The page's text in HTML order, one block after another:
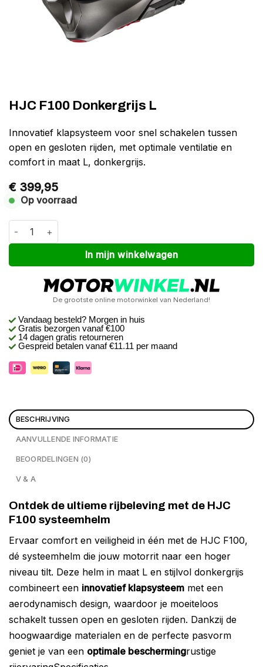
HJC F100 Donkergrijs L
Innovatief klapsysteem voor snel schakelen tussen
open en gesloten rijden, met optimale ventilatie en
comfort in maat L, donkergrijs.
€ 399,95
Op voorraad
HJC F100 Donkergrijs L aantal
In mijn winkelwagen
Alternative:
De grootste online motorwinkel van Nederland!
Vandaag besteld? Morgen in huis
Gratis bezorgen vanaf €100
14 dagen gratis retourneren
Gespreid betalen vanaf €11.11 per maand
BESCHRIJVING
AANVULLENDE INFORMATIE
BEOORDELINGEN (0)
V & A
Ontdek de ultieme rijbeleving met de HJC
F100 systeemhelm
Ervaar comfort en veiligheid in één met de HJC F100,
dé systeemhelm die jouw motorrit naar een hoger
niveau tilt. Deze helm in maat L en stijlvol donkergrijs
combineert een innovatief klapsysteem met een
aerodynamisch design, waardoor je moeiteloos
schakelt tussen open en gesloten rijden. Dankzij de
hoogwaardige materialen en de perfecte pasvorm
geniet je van een optimale beschermingrustige